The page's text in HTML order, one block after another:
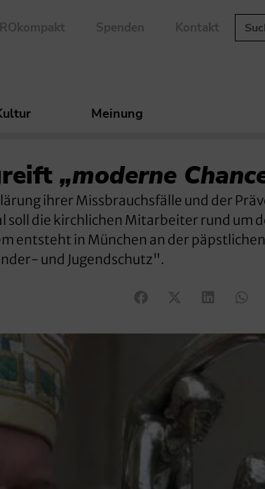
Spenden Kontakt
Meinung
„moderne
ihrer Missbrauchsfälle und der
soll die kirchlichen Mitarbeiter rund um
entsteht in München an der päpstlichen
und Jugendschutz".